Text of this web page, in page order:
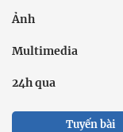
Ảnh
Multimedia
24h qua
Tuyến bài